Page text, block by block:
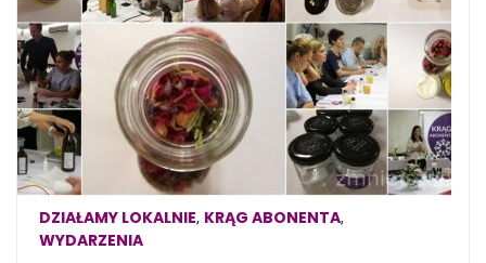
DZIAŁAMY LOKALNIE, KRĄG ABONENTA,
WYDARZENIA